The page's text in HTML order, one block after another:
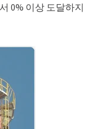
0% 이상 도달하지